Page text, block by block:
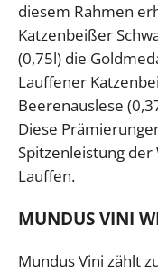
diesem Rahmen
Katzenbeißer
(0,75l) die
Lauffener
Beerenauslese
Diese
Spitzenleistung
Lauffen.
MUNDUS VINI
Mundus Vini zählt